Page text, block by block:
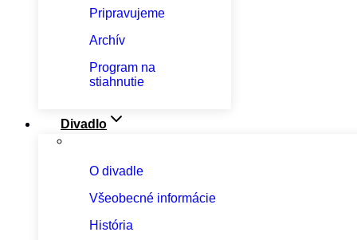
Pripravujeme
Archív
Program na
stiahnutie
Divadlo
O divadle
Všeobecné informácie
História